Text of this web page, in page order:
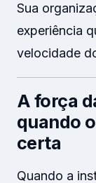
Sua
experiência
velocidade
A força
quando
certa
Quando a